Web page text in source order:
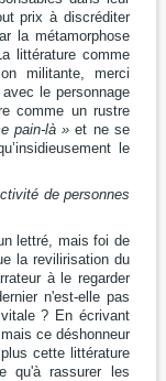
prix à discréditer
la métamorphose
littérature comme
militante, merci
le personnage
comme un rustre
pain-là »et ne se
le
de personnes
lettré, mais foi de
la revilirisation du
à le regarder
n'est-elle pas
? En écrivant
ce déshonneur
cette littérature
qu'à rassurer les